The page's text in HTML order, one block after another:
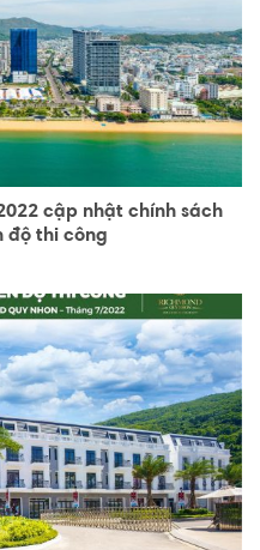
cập nhật chính sách
độ thi công